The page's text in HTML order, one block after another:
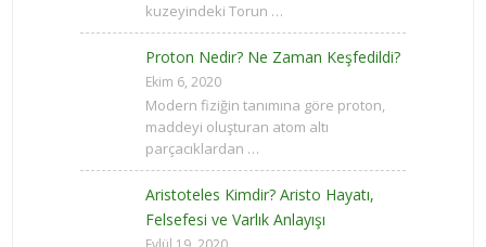
kuzeyindeki Torun …
Proton Nedir? Ne Zaman Keşfedildi?
Ekim 6, 2020
Modern fiziğin tanımına göre proton,
maddeyi oluşturan atom altı
parçacıklardan …
Aristoteles Kimdir? Aristo Hayatı,
Felsefesi ve Varlık Anlayışı